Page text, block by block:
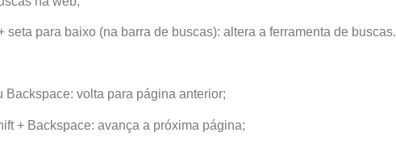
seta para baixo (na barra de buscas): altera a ferramenta de buscas.
Backspace: volta para página anterior;
+ Backspace: avança a próxima página;